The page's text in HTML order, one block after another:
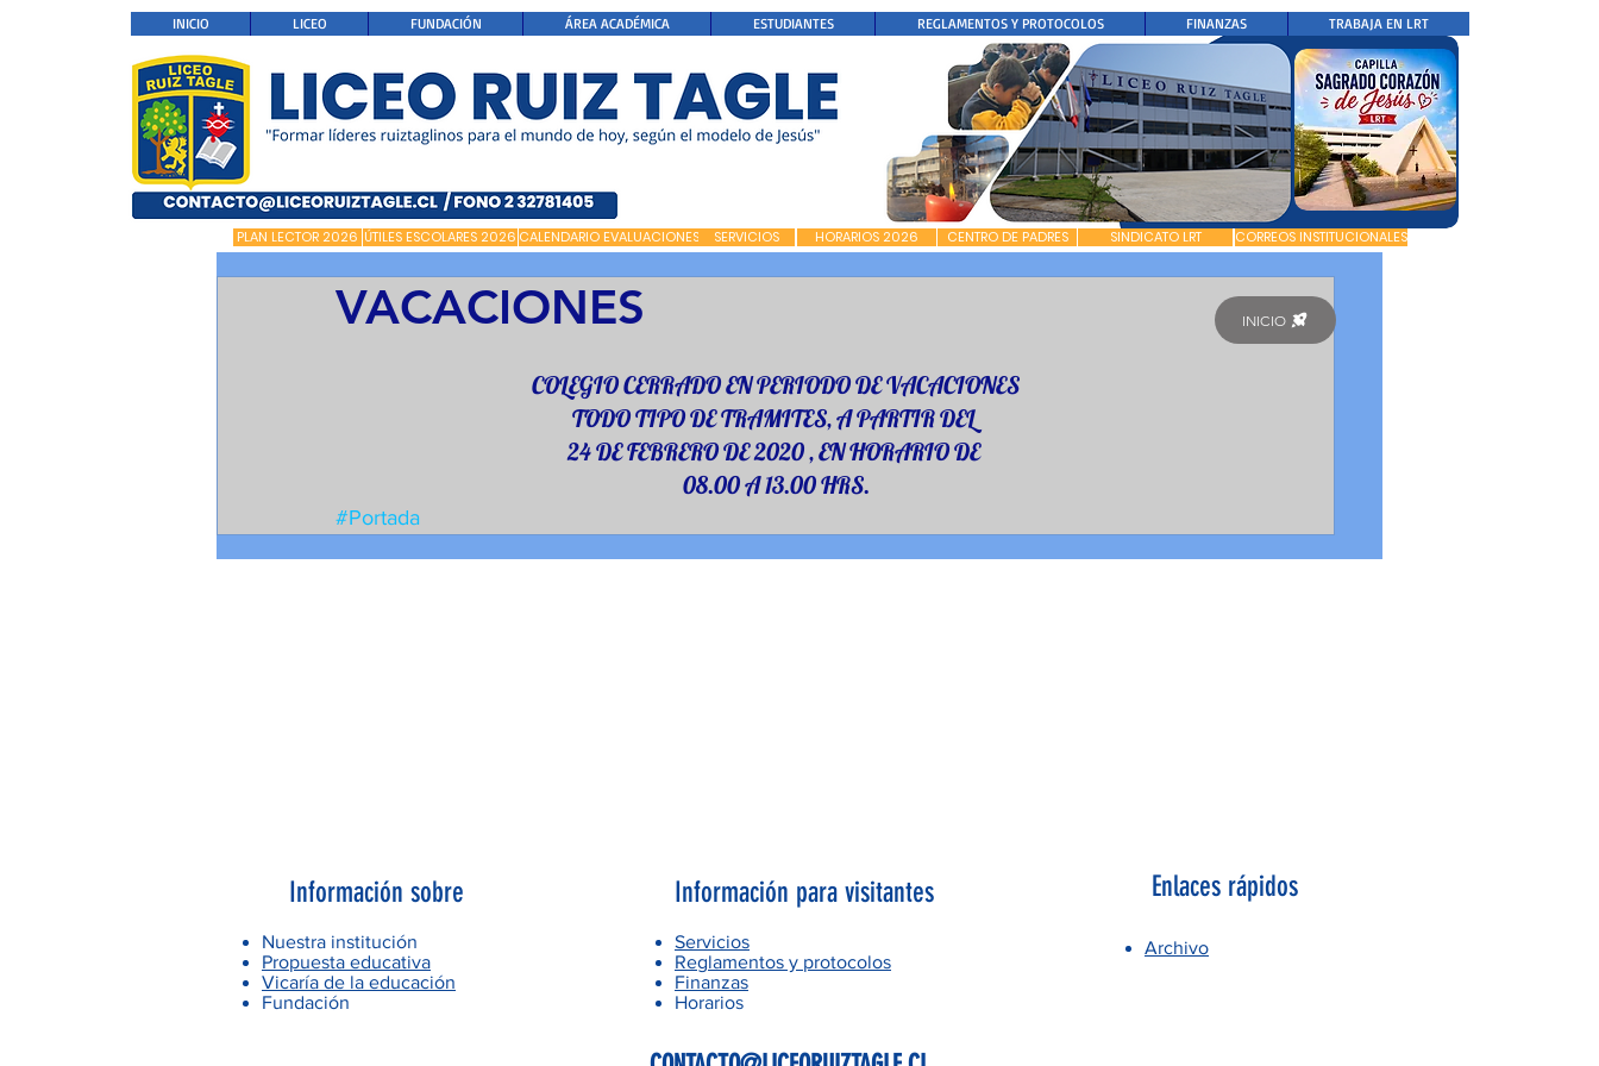
INICIO LICEO FUNDACIÓN ÁREA ACADÉMICA ESTUDIANTES REGLAMENTOS Y PROTOCOLOS FINANZAS TRABAJA EN LRT
PLAN LECTOR 2026 ÚTILES ESCOLARES 2026 CALENDARIO EVALUACIONES SERVICIOS HORARIOS 2026 CENTRO DE PADRES SINDICATO LRT CORREOS INSTITUCIONALES
VACACIONES
COLEGIO CERRADO EN PERIODO DE VACACIONES
TODO TIPO DE TRAMITES, A PARTIR DEL
24 DE FEBRERO DE 2020 , EN HORARIO DE
08.00 A 13.00 HRS.
#Portada
INICIO
Información sobre
Nuestra institución
Propuesta educativa
Vicaría de la educación
Fundación
Información para visitantes
Servicios
Reglamentos y protocolos
Finanzas
Horarios
Enlaces rápidos
Archivo